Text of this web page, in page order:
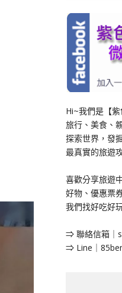
Hi~我們是【紫
旅行、美食、
探索世界，發
最真實的旅遊
喜歡分享旅遊
好物、優惠票
我們找好吃好
⇒ 聯絡信箱｜
⇒ Line｜